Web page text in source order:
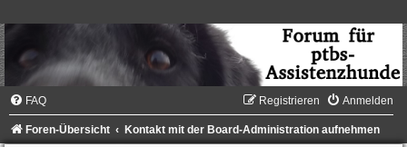
FAQ Anmelden
Registrieren
Foren-Übersicht Kontakt mit der Board-Administration aufnehmen